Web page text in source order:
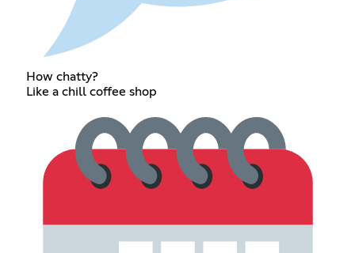
How chatty?
Like a chill coffee shop